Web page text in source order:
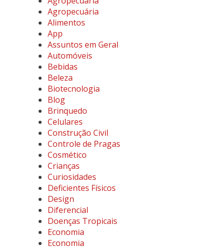
Agropecuária
Alimentos
App
Assuntos em Geral
Automóveis
Bebidas
Beleza
Biotecnologia
Blog
Brinquedo
Celulares
Construção Civil
Controle de Pragas
Cosmético
Crianças
Curiosidades
Deficientes Físicos
Design
Diferencial
Doenças Tropicais
Economia
Economia